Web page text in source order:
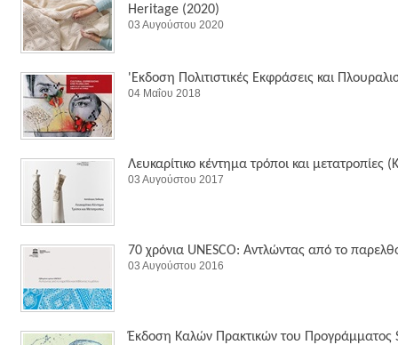
Heritage (2020)
03 Αυγούστου 2020
'Εκδοση Πολιτιστικές Εκφράσεις και
04 Μαΐου 2018
Λευκαρίτικο κέντημα τρόποι και μετατροπίες
03 Αυγούστου 2017
70 χρόνια UNESCO: Αντλώντας από το
03 Αυγούστου 2016
Έκδοση Καλών Πρακτικών του Προγράμματος